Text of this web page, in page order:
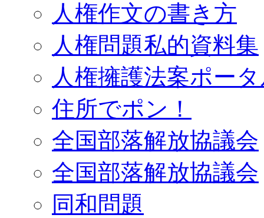
人権作文の書き方
人権問題私的資料集
人権擁護法案ポー
住所でポン！
全国部落解放協議会
全国部落解放協議会
同和問題